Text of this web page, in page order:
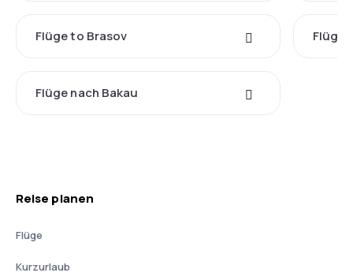
Flüge to Brasov Flüge
Flüge nach Bakau
Reise planen
Flüge
Kurzurlaub